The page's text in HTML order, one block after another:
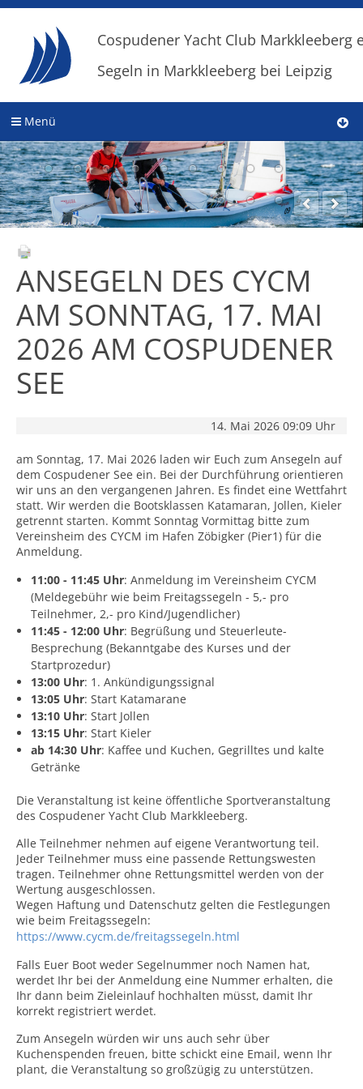
Cospudener Yacht Club Markkleeberg
Segeln in Markkleeberg bei Leipzig
Menü
ANSEGELN DES CYCM
AM SONNTAG, 17. MAI
2026 AM COSPUDENER
SEE
14. Mai 2026 09:09 Uhr
am Sonntag, 17. Mai 2026 laden wir Euch zum Ansegeln auf
dem Cospudener See ein. Bei der Durchführung orientieren
wir uns an den vergangenen Jahren. Es findet eine Wettfahrt
statt. Wir werden die Bootsklassen Katamaran, Jollen, Kieler
getrennt starten. Kommt Sonntag Vormittag bitte zum
Vereinsheim des CYCM im Hafen Zöbigker (Pier1) für die
Anmeldung.
11:00 - 11:45 Uhr: Anmeldung im Vereinsheim CYCM
(Meldegebühr wie beim Freitagssegeln - 5,- pro
Teilnehmer, 2,- pro Kind/Jugendlicher)
11:45 - 12:00 Uhr: Begrüßung und Steuerleute-
Besprechung (Bekanntgabe des Kurses und der
Startprozedur)
13:00 Uhr: 1. Ankündigungssignal
13:05 Uhr: Start Katamarane
13:10 Uhr: Start Jollen
13:15 Uhr: Start Kieler
ab 14:30 Uhr: Kaffee und Kuchen, Gegrilltes und kalte
Getränke
Die Veranstaltung ist keine öffentliche Sportveranstaltung
des Cospudener Yacht Club Markkleeberg.
Alle Teilnehmer nehmen auf eigene Verantwortung teil.
Jeder Teilnehmer muss eine passende Rettungswesten
tragen. Teilnehmer ohne Rettungsmittel werden von der
Wertung ausgeschlossen.
Wegen Haftung und Datenschutz gelten die Festlegungen
wie beim Freitagssegeln:
https://www.cycm.de/freitagssegeln.html
Falls Euer Boot weder Segelnummer noch Namen hat,
werdet Ihr bei der Anmeldung eine Nummer erhalten, die
Ihr dann beim Zieleinlauf hochhalten müsst, damit Ihr
korrekt registriert werdet.
Zum Ansegeln würden wir uns auch sehr über
Kuchenspenden freuen, bitte schickt eine Email, wenn Ihr
plant, die Veranstaltung so großzügig zu unterstützen.